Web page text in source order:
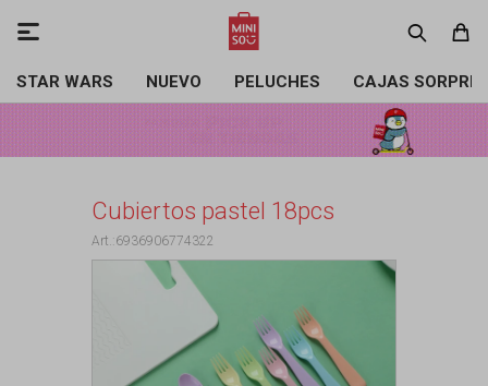
STAR WARS NUEVO PELUCHES CAJAS

Cubiertos pastel 18pcs
6936906774322